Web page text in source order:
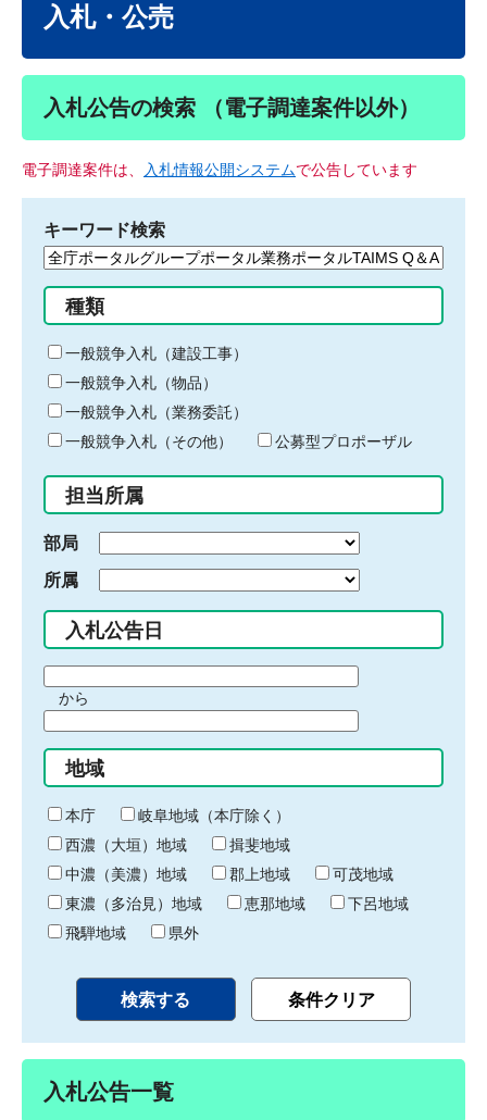
入札・公売
入札公告の検索 （電子調達案件以外）
電子調達案件は、 入札情報公開システムで公告しています
キーワード検索
検
る
キ
ー
ワ
ー
ド
入
力
種類
一般競争入札（建設工事）
一般競争入札（物品）
一般競争入札（業務委託）
一般競争入札（その他）
公募型プロポーザル
担当所属
部局
所属
入札公告日
間
始
り
から
間
終
わ
り
地域
本庁
岐阜地域（本庁除く）
西濃（大垣）地域
揖斐地域
中濃（美濃）地域
郡上地域
可茂地域
東濃（多治見）地域
恵那地域
下呂地域
飛騨地域
県外
入札公告一覧